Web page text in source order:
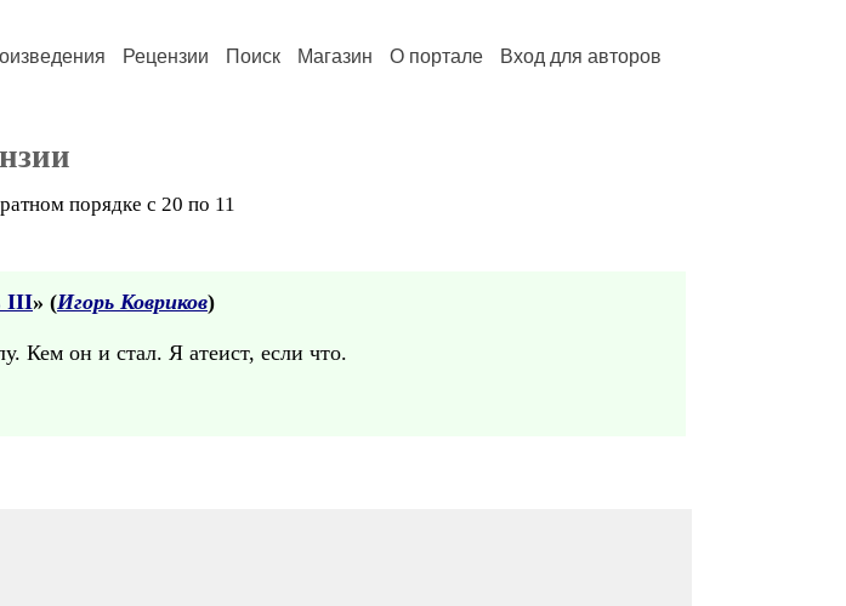
Рецензии Поиск Магазин О портале Вход для авторов
порядке с 20 по 11
III» (Игорь Ковриков)
Кем он и стал. Я атеист, если что.